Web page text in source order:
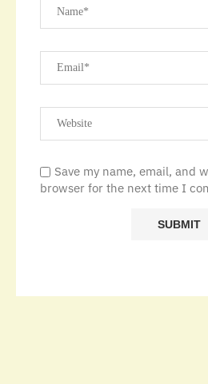
Save my name, email, and
browser for the next time I